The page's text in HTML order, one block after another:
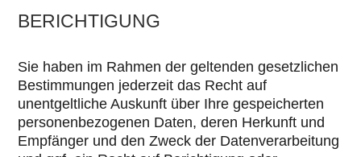
BERICHTIGUNG
Sie haben im Rahmen der geltenden gesetzlichen
Bestimmungen jederzeit das Recht auf
unentgeltliche Auskunft über Ihre gespeicherten
personenbezogenen Daten, deren Herkunft und
Empfänger und den Zweck der Datenverarbeitung